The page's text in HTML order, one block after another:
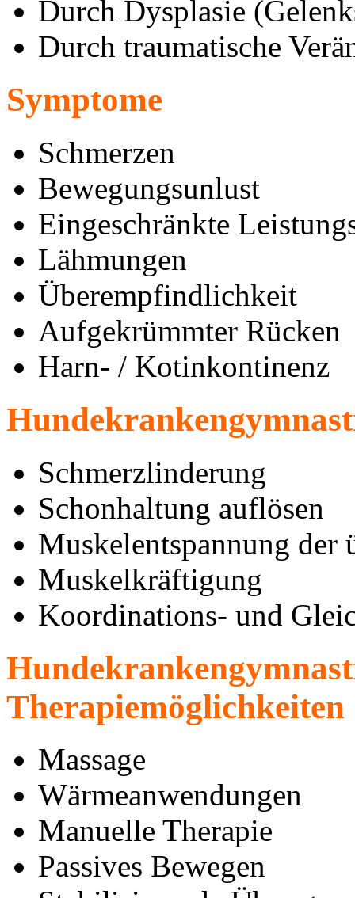
Durch Dysplasie
Durch traumatische
Symptome
Schmerzen
Bewegungsunlust
Eingeschränkte
Lähmungen
Überempfindlichkeit
Aufgekrümmter Rücken
Harn- / Kotinkontinenz
Schmerzlinderung
Schonhaltung auflösen
Muskelentspannung der
Muskelkräftigung
Koordinations- und
Therapiemöglichkeiten
Massage
Wärmeanwendungen
Manuelle Therapie
Passives Bewegen